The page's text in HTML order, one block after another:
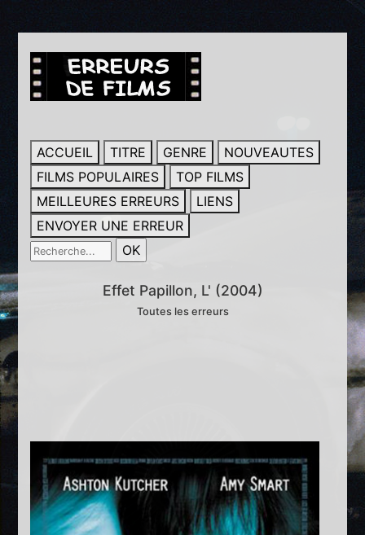
ACCUEIL TITRE GENRE
NOUVEAUTES
FILMS POPULAIRES
TOP FILMS
MEILLEURES ERREURS
LIENS
ENVOYER UNE ERREUR
Effet Papillon, L' (2004)
Toutes les erreurs